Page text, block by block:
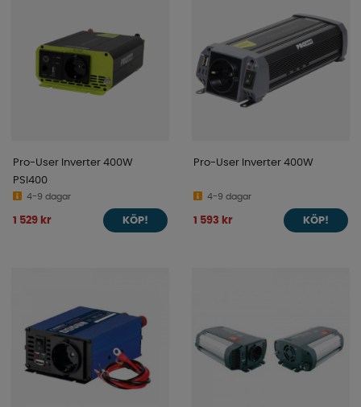
Pro-User Inverter 400W
PSI400
4-9 dagar
1 529 kr KÖP!
Pro-User Inverter 400W
4-9 dagar
1 593 kr KÖP!